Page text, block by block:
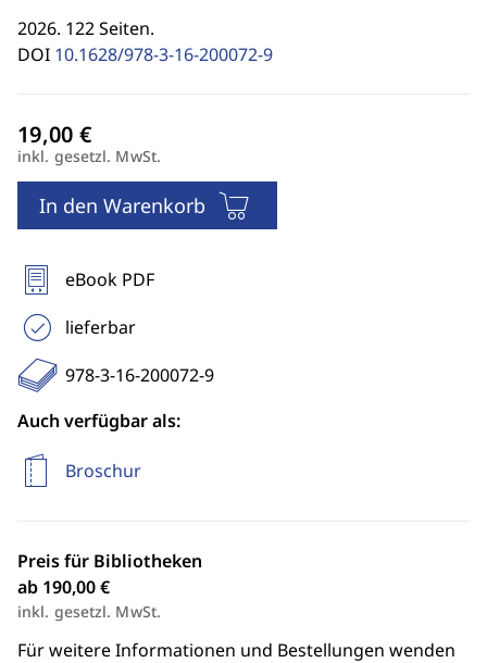
2026. 122 Seiten.
DOI 10.1628/978-3-16-200072-9
inkl. gesetzl. MwSt.
In den Warenkorb
eBook PDF
lieferbar
978-3-16-200072-9
Auch verfügbar als:
Broschur
Preis für Bibliotheken
ab 190,00 €
inkl. gesetzl. MwSt.
Für weitere Informationen und Bestellungen wenden